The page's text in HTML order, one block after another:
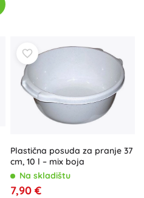
Plastična posuda za pranje 37
cm, 10 l – mix boja
Na skladištu
7,90 €